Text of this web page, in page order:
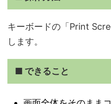
キーボードの「Print
します。
■ できること